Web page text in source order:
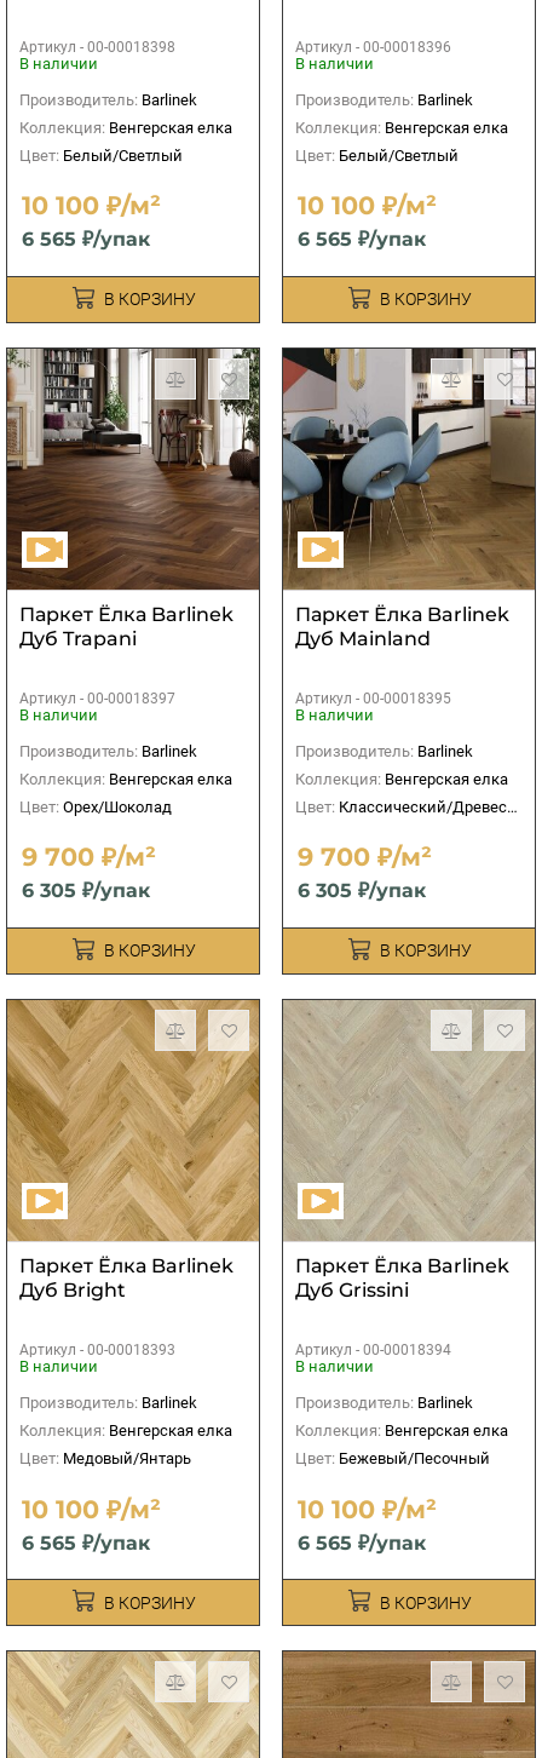
Артикул - 00-00018398
В наличии
Производитель: Barlinek
Коллекция: Венгерская елка
Цвет: Белый/Светлый
10 100 ₽/м²
6 565 ₽/упак
В КОРЗИНУ
Артикул - 00-00018396
В наличии
Производитель: Barlinek
Коллекция: Венгерская елка
Цвет: Белый/Светлый
10 100 ₽/м²
6 565 ₽/упак
В КОРЗИНУ
Паркет Ёлка Barlinek
Дуб Trapani
Артикул - 00-00018397
В наличии
Производитель: Barlinek
Коллекция: Венгерская елка
Цвет: Орех/Шоколад
9 700 ₽/м²
6 305 ₽/упак
В КОРЗИНУ
Паркет Ёлка Barlinek
Дуб Mainland
Артикул - 00-00018395
В наличии
Производитель: Barlinek
Коллекция: Венгерская елка
Цвет: Классический/Древесный
9 700 ₽/м²
6 305 ₽/упак
В КОРЗИНУ
Паркет Ёлка Barlinek
Дуб Bright
Артикул - 00-00018393
В наличии
Производитель: Barlinek
Коллекция: Венгерская елка
Цвет: Медовый/Янтарь
10 100 ₽/м²
6 565 ₽/упак
В КОРЗИНУ
Паркет Ёлка Barlinek
Дуб Grissini
Артикул - 00-00018394
В наличии
Производитель: Barlinek
Коллекция: Венгерская елка
Цвет: Бежевый/Песочный
10 100 ₽/м²
6 565 ₽/упак
В КОРЗИНУ